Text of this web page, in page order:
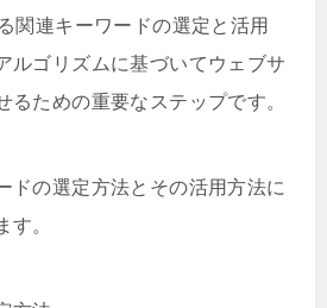
関連キーワードの選定と活用
ルゴリズムに基づいてウェブサ
るための重要なステップです。
ドの選定方法とその活用方法に
す。